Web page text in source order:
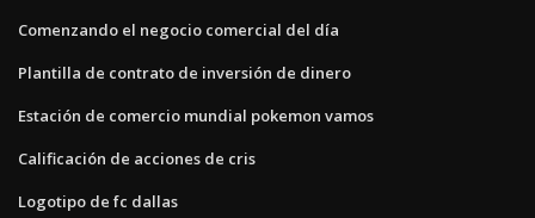
Comenzando el negocio comercial del día
Plantilla de contrato de inversión de dinero
Estación de comercio mundial pokemon vamos
Calificación de acciones de cris
Logotipo de fc dallas